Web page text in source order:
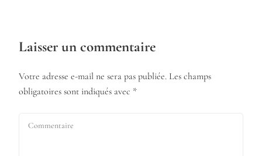
Laisser un commentaire
Votre adresse e-mail ne sera pas publiée. Les champs
obligatoires sont indiqués avec *